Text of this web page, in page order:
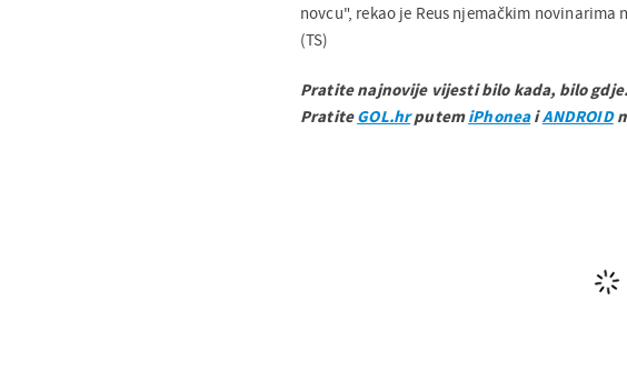
novcu", rekao je Reus njemačkim novinarima
(TS)
Pratite najnovije vijesti bilo kada, bilo
PratiteGOL.hrputemiPhoneaiANDROID